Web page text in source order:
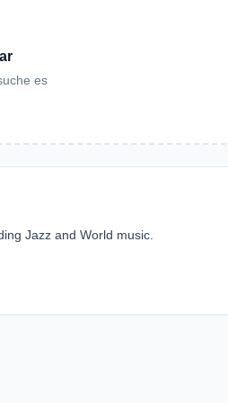
es
Jazz and World music.